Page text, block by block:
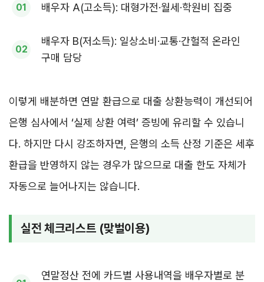
배우자 A(고소득): 대형가전·월세·학원비 집중
배우자 B(저소득): 일상소비·교통·간헐적 온라인
구매 담당
이렇게 배분하면 연말 환급으로 대출 상환능력이 개선되어
은행 심사에서 ‘실제 상환 여력’ 증빙에 유리할 수 있습니
다. 하지만 다시 강조하자면, 은행의 소득 산정 기준은 세후
환급을 반영하지 않는 경우가 많으므로 대출 한도 자체가
자동으로 늘어나지는 않습니다.
실전 체크리스트 (맞벌이용)
연말정산 전에 카드별 사용내역을 배우자별로 분